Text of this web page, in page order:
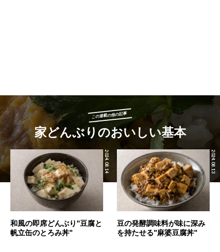
この連載の他の記事
家どんぶりのおいしい基本
2024.08.14
和風の即席どんぶり"豆腐と
帆立缶のとろみ丼"
2024.08.13
豆の発酵調味料が味に深み
を持たせる"麻婆豆腐丼"